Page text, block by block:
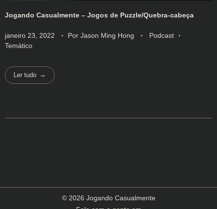
Jogando Casualmente – Jogos de Puzzle/Quebra-cabeça
janeiro 23, 2022 Por Jason Ming Hong
Podcast
Temático
Ler tudo
© 2026 Jogando Casualmente